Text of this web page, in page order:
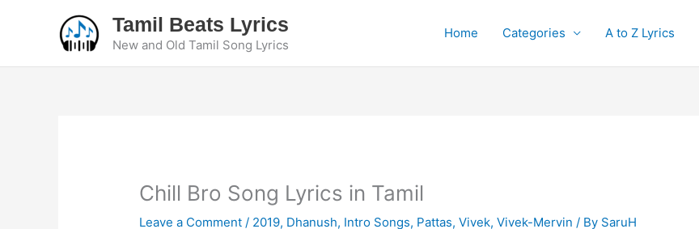
Tamil Beats Lyrics
New and Old Tamil Song Lyrics
Home Categories A to Z Lyrics
Chill Bro Song Lyrics in Tamil
Leave a Comment / 2019, Dhanush, Intro Songs, Pattas,Vivek,Vivek-Mervin / By SaruH